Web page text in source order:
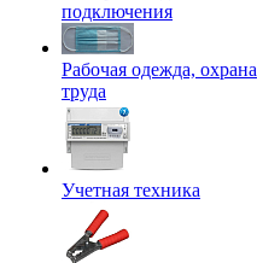
подключения
Рабочая одежда, охрана
труда
Учетная техника